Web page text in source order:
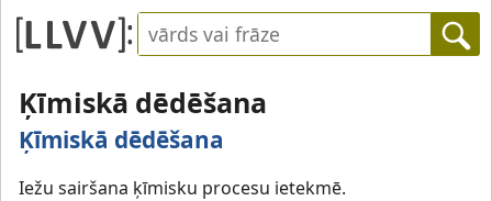
Ķīmiskā dēdēšana
Ķīmiskā dēdēšana
Iežu sairšana ķīmisku procesu ietekmē.